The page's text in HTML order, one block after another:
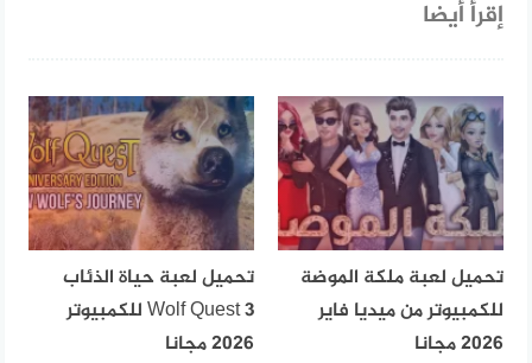
إقرأ أيضا
تحميل لعبة ملكة الموضة
للكمبيوتر من ميديا فاير
2026 مجانا
تحميل لعبة حياة الذئاب
Wolf Quest 3 للكمبيوتر
2026 مجانا